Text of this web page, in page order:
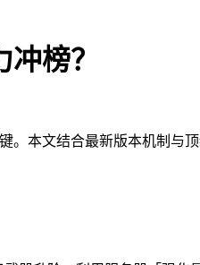
榜？
本文结合最新版本机制与